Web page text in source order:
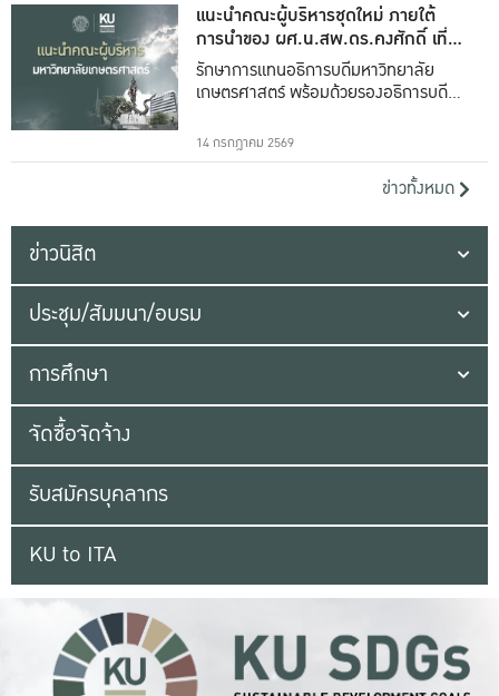
แนะนำคณะผู้บริหารชุดใหม่ ภายใต้
การนำของ ผศ.น.สพ.ดร.คงศักดิ์ เที่ยง
ธรรม
รักษาการแทนอธิการบดีมหาวิทยาลัย
เกษตรศาสตร์ พร้อมด้วยรองอธิการบดีทั้ง
14 กรกฎาคม 2569
ข่าวทั้งหมด
ข่าวนิสิต
ประชุม/สัมมนา/อบรม
การศึกษา
จัดซื้อจัดจ้าง
รับสมัครบุคลากร
KU to ITA